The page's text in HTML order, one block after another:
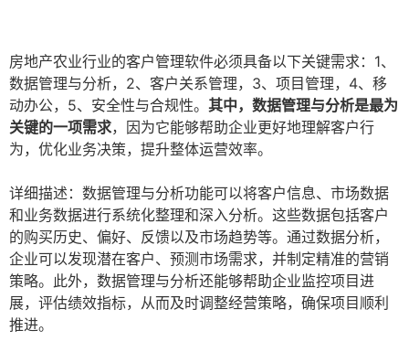
房地产农业行业的客户管理软件必须具备以下关键需求：1、
数据管理与分析，2、客户关系管理，3、项目管理，4、移
动办公，5、安全性与合规性。 其中，数据管理与分析是最为
关键的一项需求，因为它能够帮助企业更好地理解客户行
为，优化业务决策，提升整体运营效率。
详细描述：数据管理与分析功能可以将客户信息、市场数据
和业务数据进行系统化整理和深入分析。这些数据包括客户
的购买历史、偏好、反馈以及市场趋势等。通过数据分析，
企业可以发现潜在客户、预测市场需求，并制定精准的营销
策略。此外，数据管理与分析还能够帮助企业监控项目进
展，评估绩效指标，从而及时调整经营策略，确保项目顺利
推进。